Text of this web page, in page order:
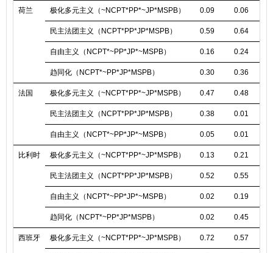
荷兰 极化多元主义（~NCPT*PP*~JP*MSPB） 0.09 0.06
民主法团主义（NCPT*PP*JP*MSPB） 0.59 0.64
自由主义（NCPT*~PP*JP*~MSPB） 0.16 0.24
趋同化（NCPT*~PP*JP*MSPB） 0.30 0.36
法国 极化多元主义（~NCPT*PP*~JP*MSPB） 0.47 0.48
民主法团主义（NCPT*PP*JP*MSPB） 0.38 0.01
自由主义（NCPT*~PP*JP*~MSPB） 0.05 0.01
比利时 极化多元主义（~NCPT*PP*~JP*MSPB） 0.13 0.21
民主法团主义（NCPT*PP*JP*MSPB） 0.52 0.55
自由主义（NCPT*~PP*JP*~MSPB） 0.02 0.19
趋同化（NCPT*~PP*JP*MSPB） 0.02 0.45
西班牙 极化多元主义（~NCPT*PP*~JP*MSPB） 0.72 0.57